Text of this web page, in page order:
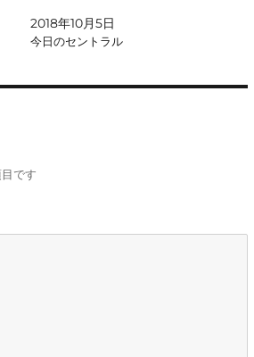
2018年10月5日
今日のセントラル
です